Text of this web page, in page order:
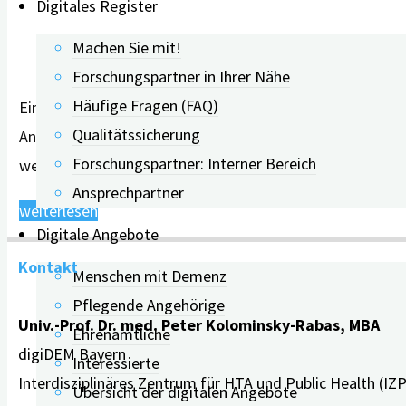
Digitales Register
Machen Sie mit!
Forschungspartner in Ihrer Nähe
Häufige Fragen (FAQ)
Qualitätssicherung
Forschungspartner: Interner Bereich
Ansprechpartner
Digitale Angebote
Menschen mit Demenz
Pflegende Angehörige
Ehrenamtliche
Interessierte
Übersicht der digitalen Angebote
Eine Demenzdiagnose stellt Betroffene und
Angehörigen besonders heraus. Außerdem müssen
wechselhafter Stimmung des Betroffenen
weiterlesen"Webinar:
DemenzGuide:
für
Angehörige
–
Kontakt
Univ.-Prof. Dr. med. Peter Kolominsky-Rabas, MBA
digiDEM Bayern
Interdisziplinäres Zentrum für HTA und Public Health